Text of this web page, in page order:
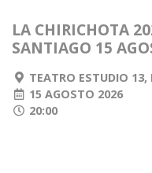
LA CHIRICHOTA
SANTIAGO 15
TEATRO ESTUDIO
15 AGOSTO 2026
20:00